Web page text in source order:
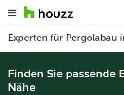
Experten für Pergolabau
Finden Sie passende
Nähe